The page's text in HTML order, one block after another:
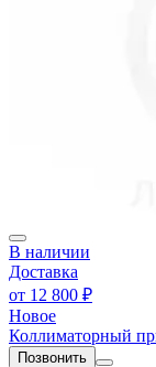
В наличии
Доставка
от 12 800 ₽
Новое
Коллиматорный
Позвонить